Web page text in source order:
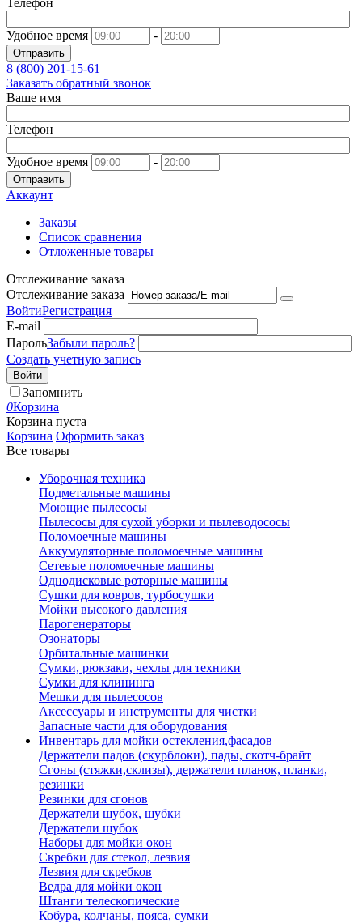
Телефон
Удобное время -
Отправить
8 (800) 201-15-61
Заказать обратный звонок
Ваше имя
Телефон
Удобное время -
Отправить
Аккаунт
Заказы
Список сравнения
Отложенные товары
Отслеживание заказа
Отслеживание заказа
ВойтиРегистрация
E-mail
ПарольЗабыли пароль?
Создать учетную запись
Войти
Запомнить
0Корзина
Корзина пуста
Корзина Оформить заказ
Все товары
Уборочная техника
Подметальные машины
Моющие пылесосы
Пылесосы для сухой уборки и пылеводососы
Поломоечные машины
Аккумуляторные поломоечные машины
Сетевые поломоечные машины
Однодисковые роторные машины
Сушки для ковров, турбосушки
Мойки высокого давления
Парогенераторы
Озонаторы
Орбитальные машинки
Сумки, рюкзаки, чехлы для техники
Сумки для клининга
Мешки для пылесосов
Аксессуары и инструменты для чистки
Запасные части для оборудования
Инвентарь для мойки остекления,фасадов
Держатели падов (скурблоки), пады, скотч-брайт
Сгоны (стяжки,склизы), держатели планок, планки,
резинки
Резинки для сгонов
Держатели шубок, шубки
Держатели шубок
Наборы для мойки окон
Скребки для стекол, лезвия
Лезвия для скребков
Ведра для мойки окон
Штанги телескопические
Кобура, колчаны, пояса, сумки